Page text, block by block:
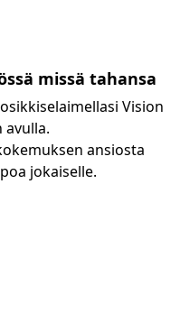
missä tahansa
Vision
avulla.
ansiosta
jokaiselle.